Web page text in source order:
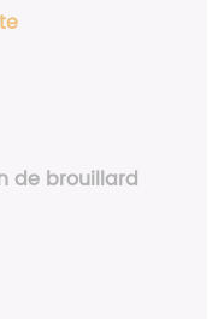
de brouillard